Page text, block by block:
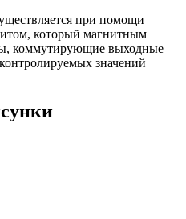
при помощи
который магнитным
коммутирующие выходные
значений